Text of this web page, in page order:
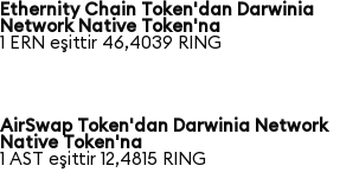
Ethernity Chain Token'dan Darwinia
Network Native Token'na
1 ERN eşittir 46,4039 RING
AirSwap Token'dan Darwinia Network
Native Token'na
1 AST eşittir 12,4815 RING